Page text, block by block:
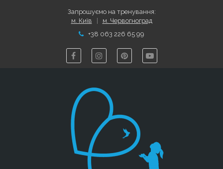
Запрошуємо на тренування:
м. Київ
м. Червогноград
 +38 063 226 65 99
   